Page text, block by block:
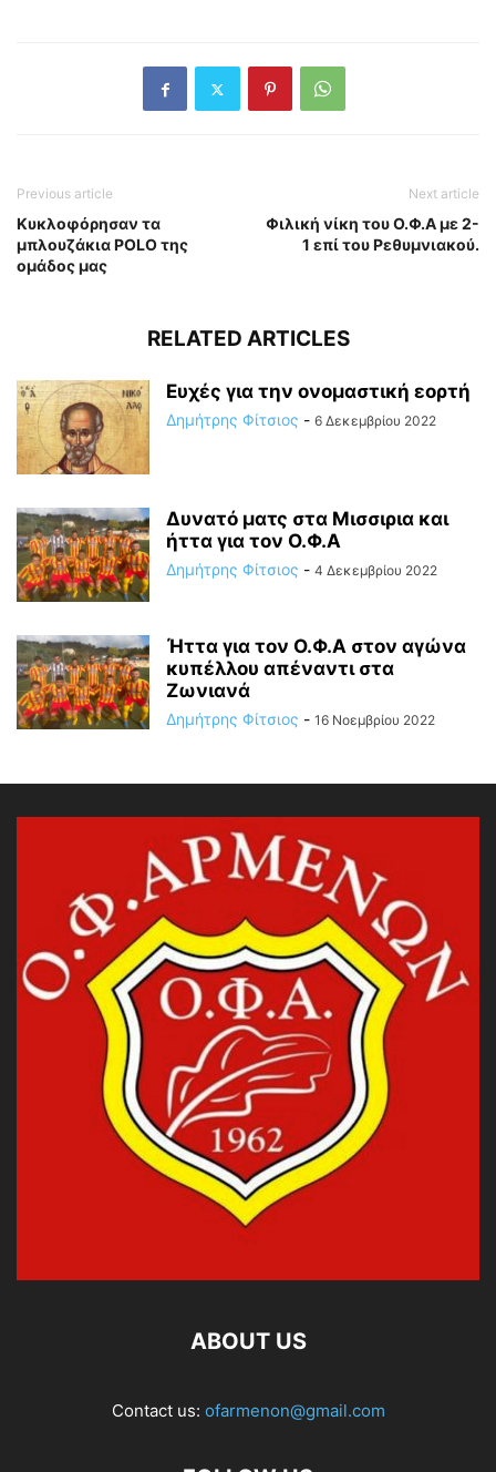
Previous article
Κυκλοφόρησαν τα
μπλουζάκια POLO της
ομάδος μας
Next article
Φιλική νίκη του Ο.Φ.Α με 2-
1 επί του Ρεθυμνιακού.
RELATED ARTICLES
Ευχές για την ονομαστική εορτή
Δημήτρης Φίτσιος - 6 Δεκεμβρίου 2022
Δυνατό ματς στα Μισσιρια και
ήττα για τον Ο.Φ.Α
Δημήτρης Φίτσιος - 4 Δεκεμβρίου 2022
Ήττα για τον Ο.Φ.Α στον αγώνα
κυπέλλου απέναντι στα
Ζωνιανά
Δημήτρης Φίτσιος - 16 Νοεμβρίου 2022
ABOUT US
Contact us: ofarmenon@gmail.com